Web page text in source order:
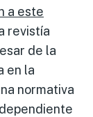
a este
revistía
de la
en la
normativa